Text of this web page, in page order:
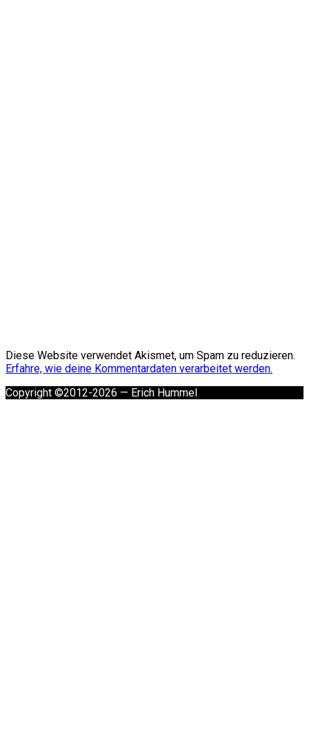
Diese Website verwendet Akismet, um Spam zu reduzieren.
Erfahre, wie deine Kommentardaten verarbeitet werden.
Copyright ©2012-2026 — Erich Hummel